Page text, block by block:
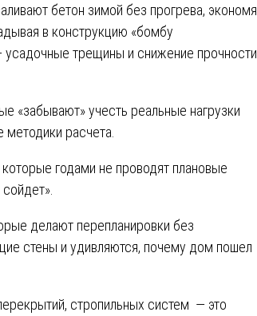
бетон зимой без прогрева, экономя
в конструкцию «бомбу
трещины и снижение прочности
«забывают» учесть реальные нагрузки
расчета.
годами не проводят плановые
делают перепланировки без
стены и удивляются, почему дом пошел
стропильных систем — это